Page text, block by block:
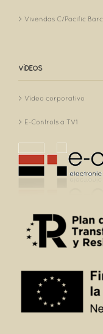
Vivendas C/Pacific
VÍDEOS
Vídeo corporativo
E-Controls a TV1